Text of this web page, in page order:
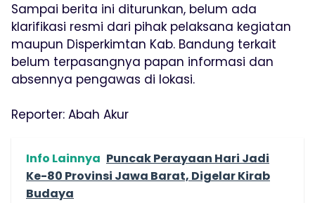
Sampai berita ini diturunkan, belum ada
klarifikasi resmi dari pihak pelaksana kegiatan
maupun Disperkimtan Kab. Bandung terkait
belum terpasangnya papan informasi dan
absennya pengawas di lokasi.
Reporter: Abah Akur
Info Lainnya Puncak Perayaan Hari Jadi
Ke-80 Provinsi Jawa Barat, Digelar Kirab
Budaya